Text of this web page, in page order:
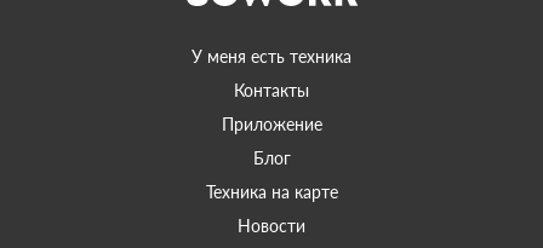
У меня есть техника
Контакты
Приложение
Блог
Техника на карте
Новости